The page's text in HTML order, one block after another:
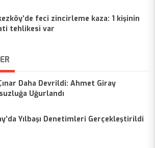
feci zincirleme kaza: 1 kişinin
tehlikesi var
Daha Devrildi: Ahmet Giray
Uğurlandı
Yılbaşı Denetimleri Gerçekleştirildi